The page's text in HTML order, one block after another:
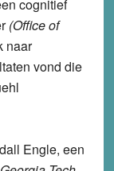
cognitief
(Office of
naar
vond die
Engle, een